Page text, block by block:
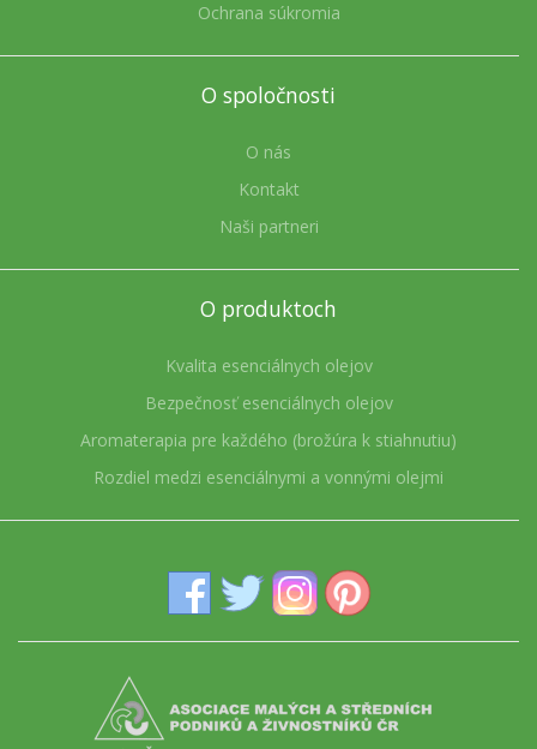
Ochrana súkromia
O spoločnosti
O nás
Kontakt
Naši partneri
O produktoch
Kvalita esenciálnych olejov
Bezpečnosť esenciálnych olejov
Aromaterapia pre každého (brožúra k stiahnutiu)
Rozdiel medzi esenciálnymi a vonnými olejmi